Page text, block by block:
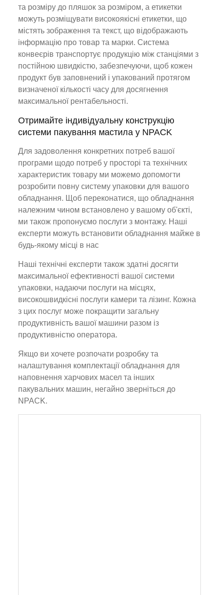
та розміру до пляшок за розміром, а етикетки
можуть розміщувати високоякісні етикетки, що
містять зображення та текст, що відображають
інформацію про товар та марки. Система
конвеєрів транспортує продукцію між станціями з
постійною швидкістю, забезпечуючи, щоб кожен
продукт був заповнений і упакований протягом
визначеної кількості часу для досягнення
максимальної рентабельності.
Отримайте індивідуальну конструкцію
системи пакування мастила у NPACK
Для задоволення конкретних потреб вашої
програми щодо потреб у просторі та технічних
характеристик товару ми можемо допомогти
розробити повну систему упаковки для вашого
обладнання. Щоб переконатися, що обладнання
належним чином встановлено у вашому об'єкті,
ми також пропонуємо послуги з монтажу. Наші
експерти можуть встановити обладнання майже в
будь-якому місці в нас
Наші технічні експерти також здатні досягти
максимальної ефективності вашої системи
упаковки, надаючи послуги на місцях,
високошвидкісні послуги камери та лізинг. Кожна
з цих послуг може покращити загальну
продуктивність вашої машини разом із
продуктивністю оператора.
Якщо ви хочете розпочати розробку та
налаштування комплектації обладнання для
наповнення харчових масел та інших
пакувальних машин, негайно зверніться до
NPACK.